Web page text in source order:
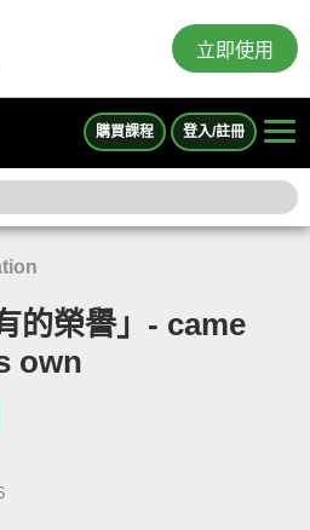
立即使用
購買課程 登入/註冊
的榮譽」- came
own